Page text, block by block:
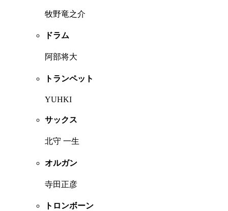
牧野竜之介
ドラム
阿部将大
トランペット
YUHKI
サックス
北守 一生
オルガン
寺田正彦
トロンボーン